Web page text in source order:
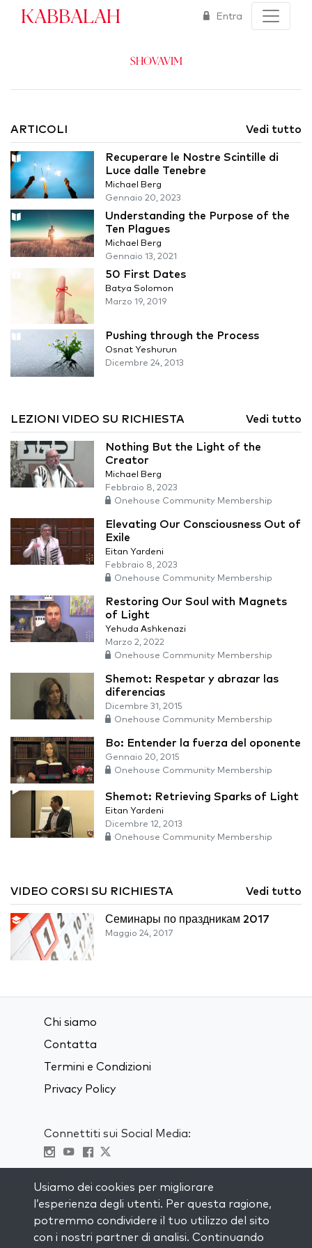
Kabbalah Entra
Shovavim
ARTICOLI Vedi tutto
Recuperare le Nostre Scintille di
Luce dalle Tenebre
Michael Berg
Gennaio 20, 2023
Understanding the Purpose of the
Ten Plagues
Michael Berg
Gennaio 13, 2021
50 First Dates
Batya Solomon
Marzo 19, 2019
Pushing through the Process
Osnat Yeshurun
Dicembre 24, 2013
LEZIONI VIDEO SU RICHIESTA Vedi tutto
Nothing But the Light of the
Creator
Michael Berg
Febbraio 8, 2023
Onehouse Community Membership
Elevating Our Consciousness Out of
Exile
Eitan Yardeni
Febbraio 8, 2023
Onehouse Community Membership
Restoring Our Soul with Magnets
of Light
Yehuda Ashkenazi
Marzo 2, 2022
Onehouse Community Membership
Shemot: Respetar y abrazar las
diferencias
Dicembre 31, 2015
Onehouse Community Membership
Bo: Entender la fuerza del oponente
Gennaio 20, 2015
Onehouse Community Membership
Shemot: Retrieving Sparks of Light
Eitan Yardeni
Dicembre 12, 2013
Onehouse Community Membership
VIDEO CORSI SU RICHIESTA Vedi tutto
Семинары по праздникам 2017
Maggio 24, 2017
Chi siamo
Contatta
Termini e Condizioni
Privacy Policy
Connettiti sui Social Media:
RIMANI AGGIORNATO
Iscriviti alla nostra mailing list e ricevi
Usiamo dei cookies per migliorare
l’esperienza degli utenti. Per questa ragione,
potremmo condividere il tuo utilizzo del sito
con i nostri partner di analisi. Continuando